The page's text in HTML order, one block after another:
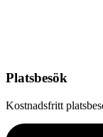
Platsbesök
Kostnadsfritt